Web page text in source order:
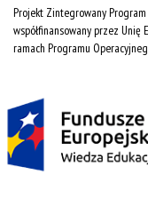
Projekt Zintegrowany
współfinansowany przez Unię
ramach Programu